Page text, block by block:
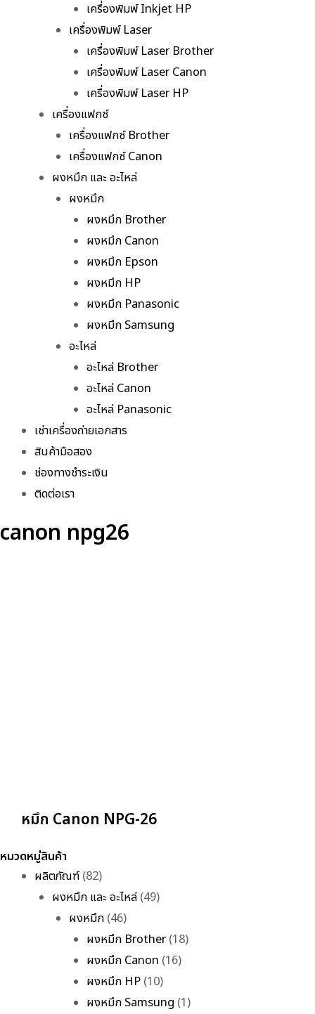
เครื่องพิมพ์ Inkjet HP
เครื่องพิมพ์ Laser
เครื่องพิมพ์ Laser Brother
เครื่องพิมพ์ Laser Canon
เครื่องพิมพ์ Laser HP
เครื่องแฟกซ์
เครื่องแฟกซ์ Brother
เครื่องแฟกซ์ Canon
ผงหมึก และ อะไหล่
ผงหมึก
ผงหมึก Brother
ผงหมึก Canon
ผงหมึก Epson
ผงหมึก HP
ผงหมึก Panasonic
ผงหมึก Samsung
อะไหล่
อะไหล่ Brother
อะไหล่ Canon
อะไหล่ Panasonic
เช่าเครื่องถ่ายเอกสาร
สินค้ามือสอง
ช่องทางชำระเงิน
ติดต่อเรา
canon npg26
หมึก Canon NPG-26
หมวดหมู่สินค้า
ผลิตภัณฑ์ (82)
ผงหมึก และ อะไหล่(49)
ผงหมึก (46)
ผงหมึก Brother(18)
ผงหมึก Canon (16)
ผงหมึก HP (10)
ผงหมึก Samsung (1)